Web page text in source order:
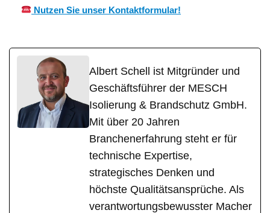
Nutzen Sie unser Kontaktformular!
Albert Schell ist Mitgründer und
Geschäftsführer der MESCH
Isolierung & Brandschutz GmbH.
Mit über 20 Jahren
Branchenerfahrung steht er für
technische Expertise,
strategisches Denken und
höchste Qualitätsansprüche. Als
verantwortungsbewusster Macher